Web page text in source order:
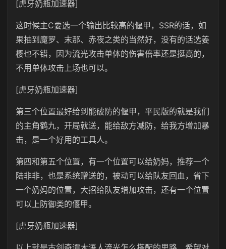
[虎牙奶瓶加速器]
这时候主C要选一个输出比较高的偃甲，SSR的话，如
果抽到魔罗、末那、赤夜之类的当然好，没有的话选姜
樱也不错，因为流光攻击单体的伤害倍率还是挺高的，
不用单体攻击上场也可以。
[虎牙奶瓶加速器]
第三个位置最好给到能破防的偃甲，平民版的就是我们
的主角鹤九，开局就送，能给敌方减防，给我方增加暴
击，是一个好用的工具人。
第四和第五个位置，有一个位置可以给奶妈，推荐一个
陆非非，也是系统赠送的，被动可以给队友回血，省下
一个奶妈的位置，大招给队友增加攻击，还有一个位置
可以上防御类的偃甲。
[虎牙奶瓶加速器]